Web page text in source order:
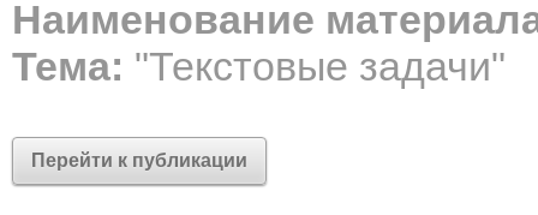
Наименование
Тема: "Текстовые задачи"
Перейти к публикации